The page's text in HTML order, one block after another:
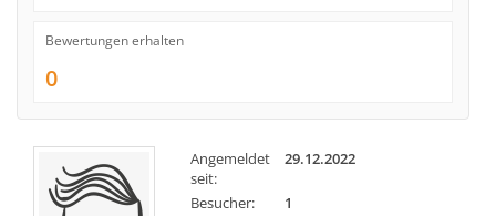
Bewertungen erhalten
0
Angemeldet
seit:
29.12.2022
Besucher:
1